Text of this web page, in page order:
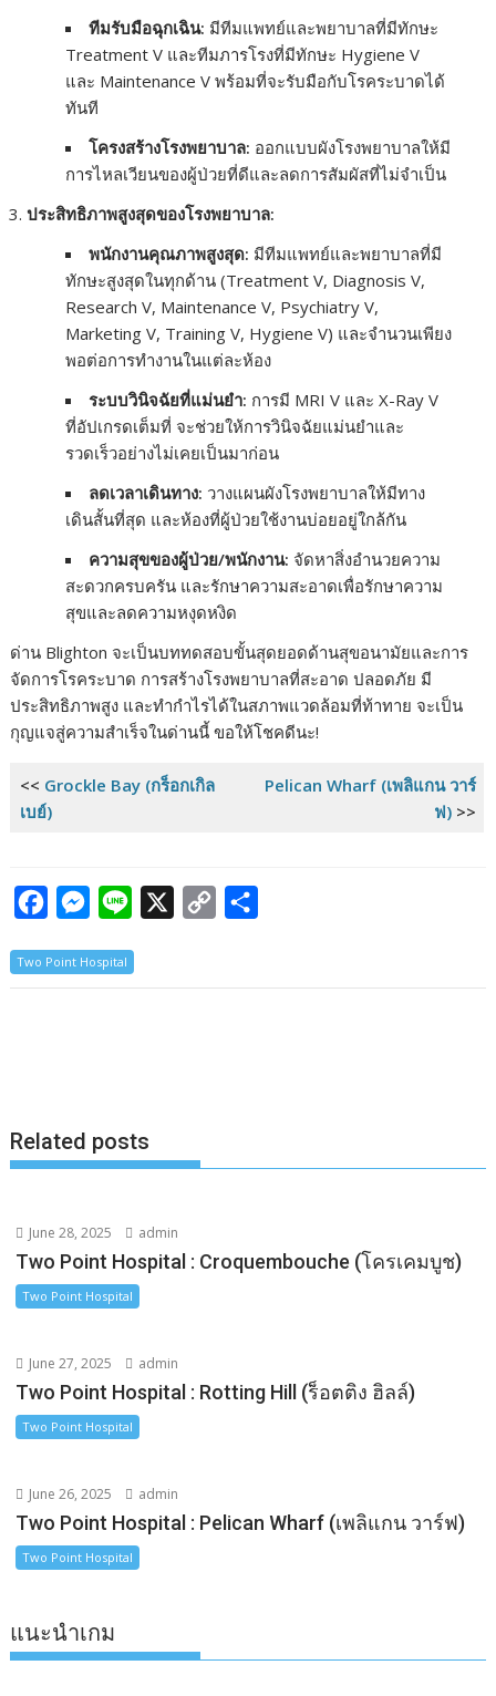
ทีมรับมือฉุกเฉิน: มีทีมแพทย์และพยาบาลที่มีทักษะ
Treatment V และทีมภารโรงที่มีทักษะ Hygiene V
และ Maintenance V พร้อมที่จะรับมือกับโรคระบาดได้
ทันที
โครงสร้างโรงพยาบาล: ออกแบบผังโรงพยาบาลให้มี
การไหลเวียนของผู้ป่วยที่ดีและลดการสัมผัสที่ไม่จำเป็น
ประสิทธิภาพสูงสุดของโรงพยาบาล:
พนักงานคุณภาพสูงสุด: มีทีมแพทย์และพยาบาลที่มี
ทักษะสูงสุดในทุกด้าน (Treatment V, Diagnosis V,
Research V, Maintenance V, Psychiatry V,
Marketing V, Training V, Hygiene V) และจำนวนเพียง
พอต่อการทำงานในแต่ละห้อง
ระบบวินิจฉัยที่แม่นยำ: การมี MRI V และ X-Ray V
ที่อัปเกรดเต็มที่ จะช่วยให้การวินิจฉัยแม่นยำและ
รวดเร็วอย่างไม่เคยเป็นมาก่อน
ลดเวลาเดินทาง: วางแผนผังโรงพยาบาลให้มีทาง
เดินสั้นที่สุด และห้องที่ผู้ป่วยใช้งานบ่อยอยู่ใกล้กัน
ความสุขของผู้ป่วย/พนักงาน: จัดหาสิ่งอำนวยความ
สะดวกครบครัน และรักษาความสะอาดเพื่อรักษาความ
สุขและลดความหงุดหงิด
ด่าน Blighton จะเป็นบททดสอบขั้นสุดยอดด้านสุขอนามัยและการ
จัดการโรคระบาด การสร้างโรงพยาบาลที่สะอาด ปลอดภัย มี
ประสิทธิภาพสูง และทำกำไรได้ในสภาพแวดล้อมที่ท้าทาย จะเป็น
กุญแจสู่ความสำเร็จในด่านนี้ ขอให้โชคดีนะ!
<< Grockle Bay (กร็อกเกิล
เบย์)
Pelican Wharf (เพลิแกน วาร์
ฟ)>>
c
k
M
s
e
r
n
Two Point Hospital
Related posts
June 28, 2025 admin
Two Point Hospital : Croquembouche (โครเคมบูช)
Two Point Hospital
June 27, 2025 admin
Two Point Hospital : Rotting Hill (ร็อตติง ฮิลล์)
Two Point Hospital
June 26, 2025 admin
Two Point Hospital : Pelican Wharf (เพลิแกน วาร์ฟ)
Two Point Hospital
แนะนำเกม